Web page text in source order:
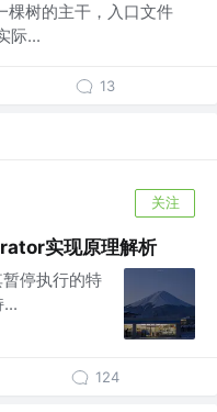
棵树的主干，入口文件
际...
13
关注
实现原理解析
停执行的特
124